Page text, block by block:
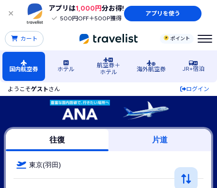
アプリは1,000円分お得!
500円OFF＋500P獲得
アプリを使う
ポイント
カート
国内航空券 ホテル
航空券＋
ホテル
海外航空券 JR+宿泊
ようこそゲストさん ログイン
羽田空港発→米子空港行きANA（ANA(全日空)）の格安航空
往復 片道
東京(羽田)